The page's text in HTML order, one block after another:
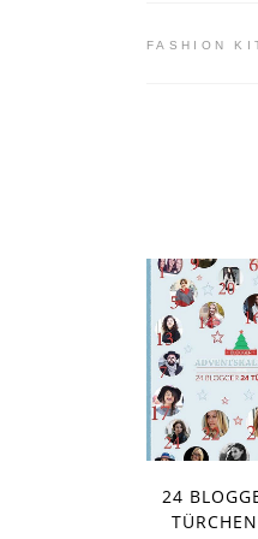
FASHION
24